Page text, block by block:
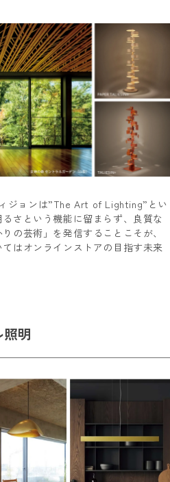
ジョンは”The Art of Lighting”とい
さという機能に留まらず、良質な
の芸術」を発信することこそが、
はオンラインストアの目指す未来
明